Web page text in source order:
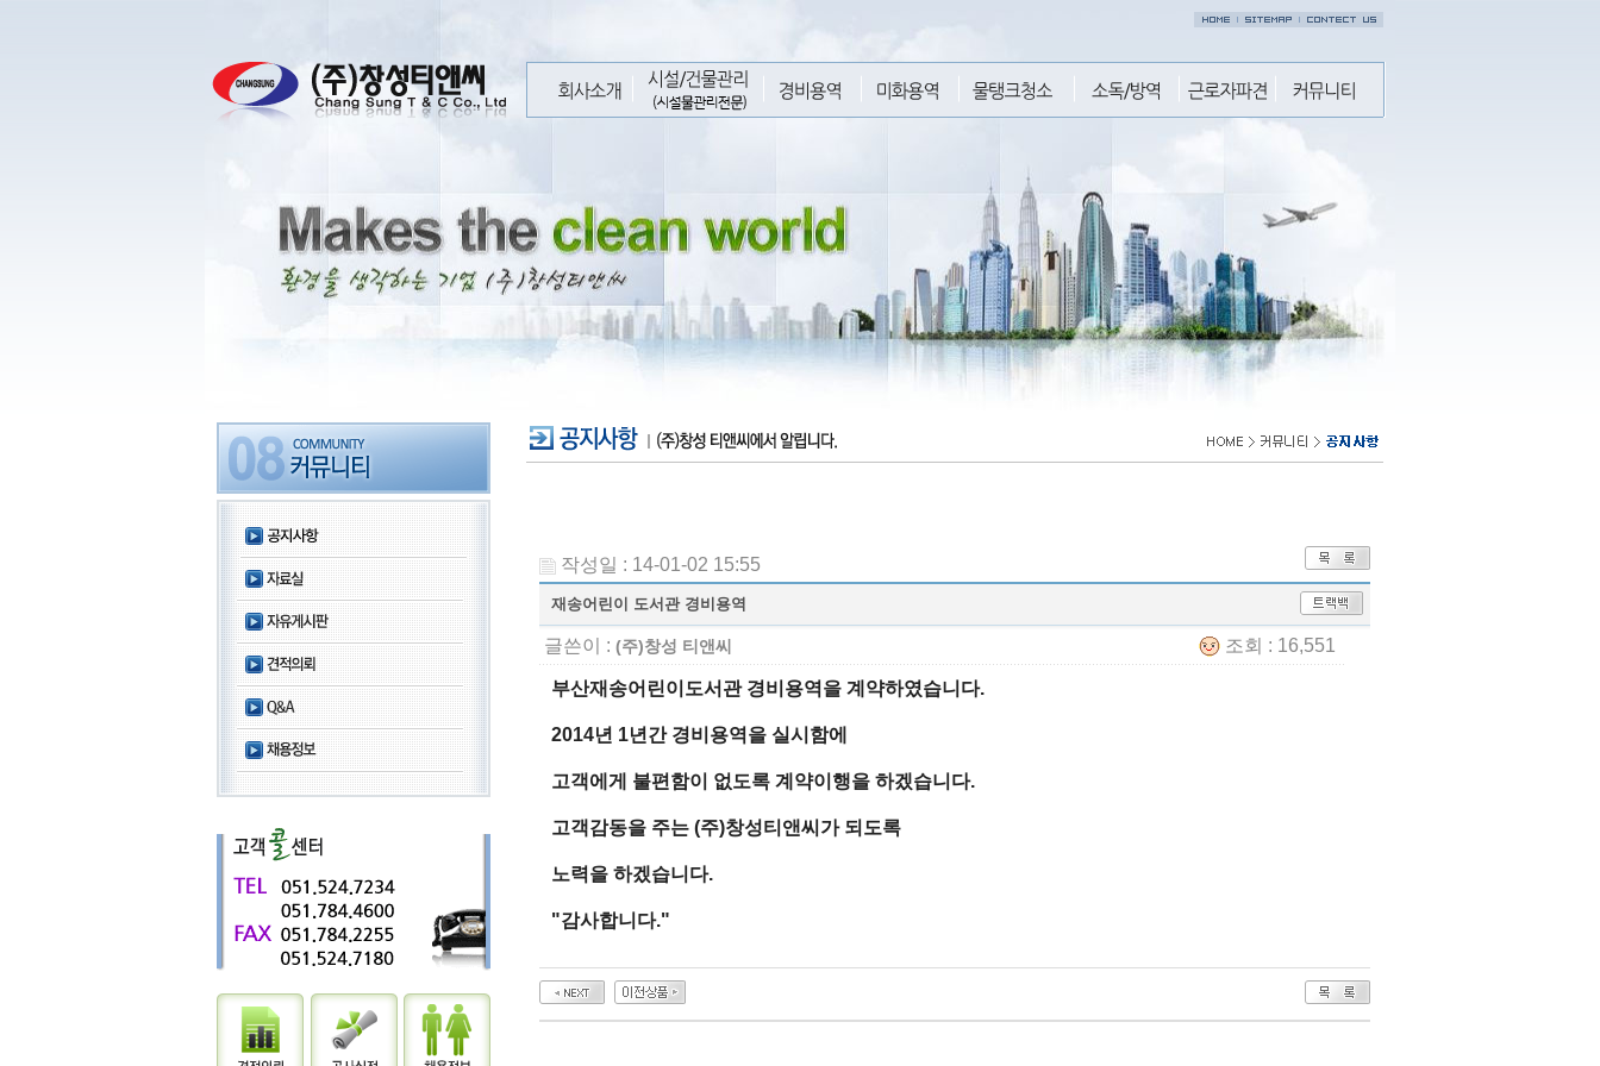
작성일 : 14-01-02 15:55
재송어린이 도서관 경비용역
글쓴이 : (주)창성 티앤씨 조회 : 16,551
부산재송어린이도서관 경비용역을 계약하였습니다.
2014년 1년간 경비용역을 실시함에
고객에게 불편함이 없도록 계약이행을 하겠습니다.
고객감동을 주는 (주)창성티앤씨가 되도록
노력을 하겠습니다.
"감사합니다."